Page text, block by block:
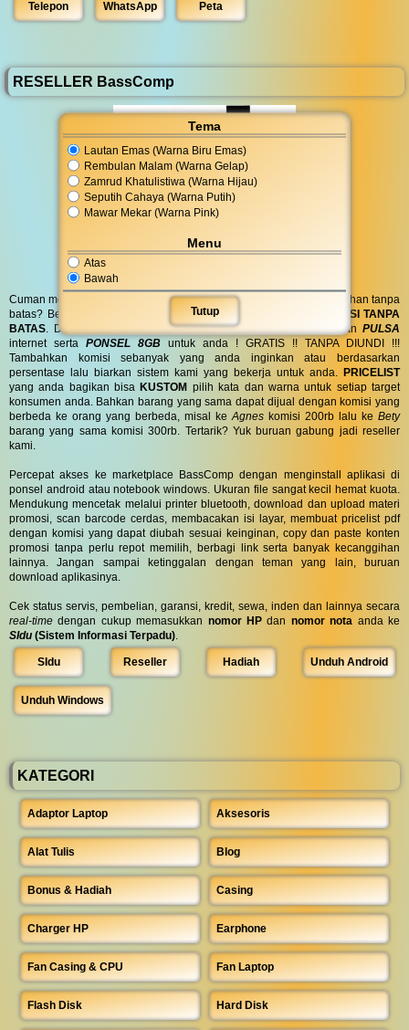
Tema
Lautan Emas (Warna Biru Emas)
Rembulan Malam (Warna Gelap)
Zamrud Khatulistiwa (Warna Hijau)
Seputih Cahaya (Warna Putih)
Mawar Mekar (Warna Pink)
Menu
Atas
Bawah
Tutup
Telepon WhatsApp Peta
RESELLER BassComp
Cuman modal posting di media sosial bisa dapat penghasilan tambahan tanpa
batas? Bergabung menjadi
RESELLERkami serta dapatkan
KOMISI TANPA
BATAS . Dapatkan BINGKISAN PARCELdi hari spesial anda danPULSA
internet serta PONSEL 8GB untuk anda ! GRATIS !! TANPA DIUNDI !!!
Tambahkan komisi sebanyak yang anda inginkan atau berdasarkan
persentase lalu biarkan sistem kami yang bekerja untuk anda. PRICELIST
yang anda bagikan bisaKUSTOM pilih kata dan warna untuk setiap target
konsumen anda. Bahkan barang yang sama dapat dijual dengan komisi yang
berbeda ke orang yang berbeda, misal ke Agnes komisi 200rb lalu ke Bety
barang yang sama komisi 300rb. Tertarik? Yuk buruan gabung jadi reseller
kami.
Percepat akses ke marketplace BassComp dengan menginstall aplikasi di
ponsel android atau notebook windows. Ukuran file sangat kecil hemat kuota.
Mendukung mencetak melalui printer bluetooth, download dan upload materi
promosi, scan barcode cerdas, membacakan isi layar, membuat pricelist pdf
dengan komisi yang dapat diubah sesuai keinginan, copy dan paste konten
promosi tanpa perlu repot memilih, berbagi link serta banyak kecanggihan
lainnya. Jangan sampai ketinggalan dengan teman yang lain, buruan
download aplikasinya.
Cek status servis, pembelian, garansi, kredit, sewa, inden dan lainnya secara
real-time dengan cukup memasukkan nomor HP dan nomor nota anda ke
SIdu (Sistem Informasi Terpadu)
SIdu Reseller Hadiah Unduh Android
Unduh Windows
KATEGORI
Adaptor Laptop Aksesoris
Alat Tulis Blog
Bonus & Hadiah Casing
Charger HP Earphone
Fan Casing & CPU Fan Laptop
Flash Disk Hard Disk